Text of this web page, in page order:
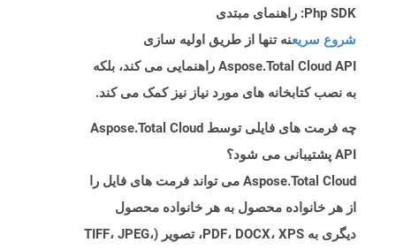
Php SDK: راهنمای مبتدی
شروع سریعنه تنها از طریق اولیه سازی
Aspose.Total Cloud API راهنمایی می کند، بلکه
به نصب کتابخانه های مورد نیاز نیز کمک می کند.
چه فرمت های فایلی توسط Aspose.Total Cloud
API پشتیبانی می شود؟
Aspose.Total Cloud می تواند فرمت های فایل را
از هر خانواده محصول به هر خانواده محصول
دیگری به PDF، DOCX، XPS، تصویر (TIFF، JPEG،